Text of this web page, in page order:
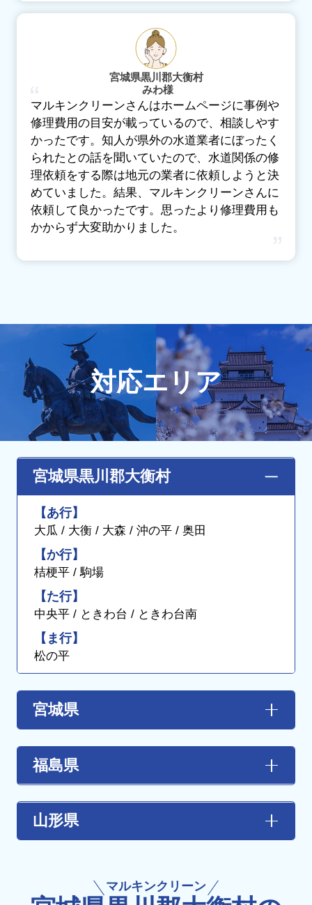
宮城県黒川郡大衡村
みわ様
マルキンクリーンさんはホームページに事例や
修理費用の目安が載っているので、相談しやす
かったです。知人が県外の水道業者にぼったく
られたとの話を聞いていたので、水道関係の修
理依頼をする際は地元の業者に依頼しようと決
めていました。結果、マルキンクリーンさんに
依頼して良かったです。思ったより修理費用も
かからず大変助かりました。
対応エリア
宮城県黒川郡大衡村
【あ行】
大瓜 / 大衡 / 大森 / 沖の平 / 奥田
【か行】
桔梗平 / 駒場
【た行】
中央平 / ときわ台 / ときわ台南
【ま行】
松の平
宮城県
【あ行】
伊具郡丸森町
【か行】
角田市/刈田郡蔵王町/刈田郡七ヶ宿町/加
美郡加美町
黒川郡
大郷町/黒川郡大衡村/黒川郡大和町
柴田郡大河原町/柴田郡川崎町
田郡柴田町/柴田郡村田町/白石市/仙台市/
福島県
【あ行】
大玉村/ 会津坂下町 / 会津美里町 / 会津若松
鏡石町 / 葛尾村 / 金山町 / 川内村 / 川俣町 / 喜
山形県
【は行】
マルキンクリーン